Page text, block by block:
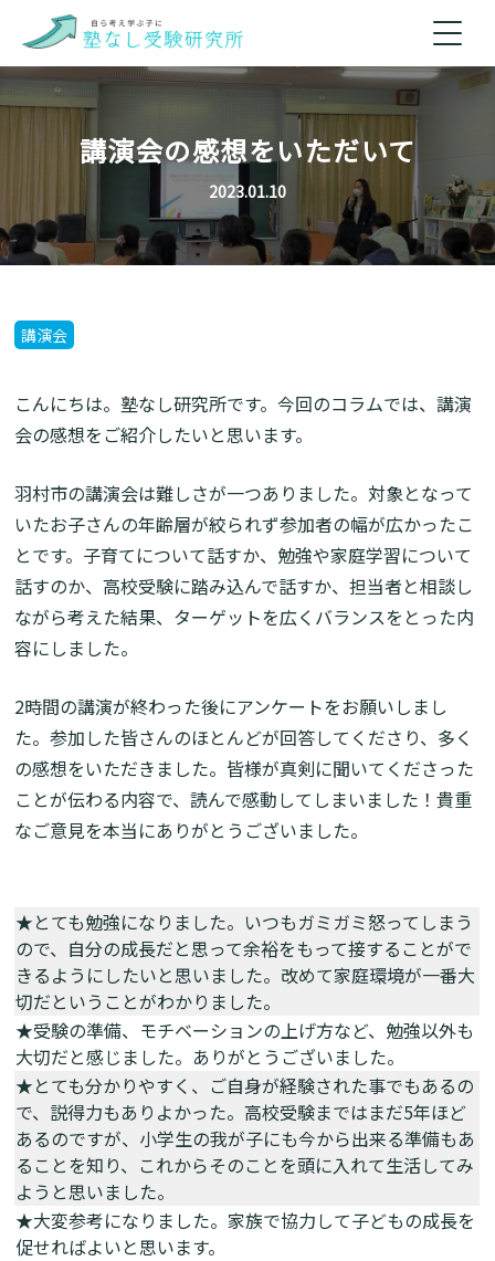
講演会の感想をいただいて
2023.01.10
講演会
こんにちは。塾なし研究所です。今回のコラムでは、講演
会の感想をご紹介したいと思います。
羽村市の講演会は難しさが一つありました。対象となって
いたお子さんの年齢層が絞られず参加者の幅が広かったこ
とです。子育てについて話すか、勉強や家庭学習について
話すのか、高校受験に踏み込んで話すか、担当者と相談し
ながら考えた結果、ターゲットを広くバランスをとった内
容にしました。
2時間の講演が終わった後にアンケートをお願いしまし
た。参加した皆さんのほとんどが回答してくださり、多く
の感想をいただきました。皆様が真剣に聞いてくださった
ことが伝わる内容で、読んで感動してしまいました！貴重
なご意見を本当にありがとうございました。
★とても勉強になりました。いつもガミガミ怒ってしまう
ので、自分の成長だと思って余裕をもって接することがで
きるようにしたいと思いました。改めて家庭環境が一番大
切だということがわかりました。
★受験の準備、モチベーションの上げ方など、勉強以外も
大切だと感じました。ありがとうございました。
★とても分かりやすく、ご自身が経験された事でもあるの
で、説得力もありよかった。高校受験まではまだ5年ほど
あるのですが、小学生の我が子にも今から出来る準備もあ
ることを知り、これからそのことを頭に入れて生活してみ
ようと思いました。
★大変参考になりました。家族で協力して子どもの成長を
促せればよいと思います。